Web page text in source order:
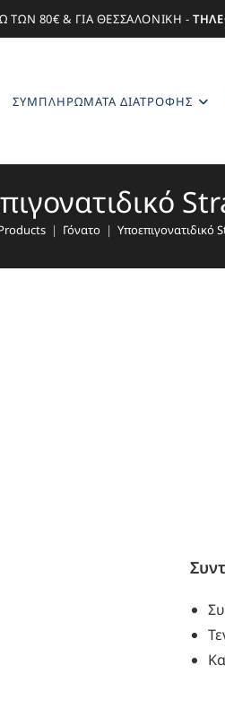
ΤΩΝ 80€ & ΓΙΑ ΘΕΣΣΑΛΟΝΙΚΗ -
ΣΥΜΠΛΗΡΏΜΑΤΑ ΔΙΑΤΡΟΦΉΣ
| Γόνατο | Υποεπιγονατιδικό